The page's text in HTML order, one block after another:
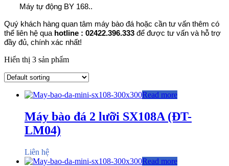
Máy tự động BY 168..
Quý khách hàng quan tâm máy bào đá hoặc cần tư vấn thêm có
thể liên hệ qua hotline : 02422.396.333 để được tư vấn và hỗ trợ
đầy đủ, chính xác nhất!
Hiển thị 3 sản phẩm
Read more
Máy bào đá 2 lưỡi SX108A (ĐT-
LM04)
Liên hệ
Read more